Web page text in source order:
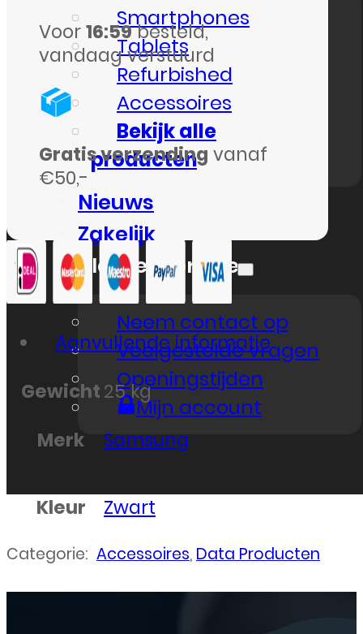
Smartphones
Tablets
Refurbished
Accessoires
Bekijk alle
producten
Nieuws
Zakelijk
Klantenservice
Neem contact op
Veelgestelde vragen
Openingstijden
Mijn account
aantal
Voor16:59besteld,
vandaag verstuurd
Gratis verzending vanaf
€50,-
Aanvullende informatie
Gewicht25 kg
Merk
Samsung
Kleur Zwart
Categorie: Accessoires, Data Producten